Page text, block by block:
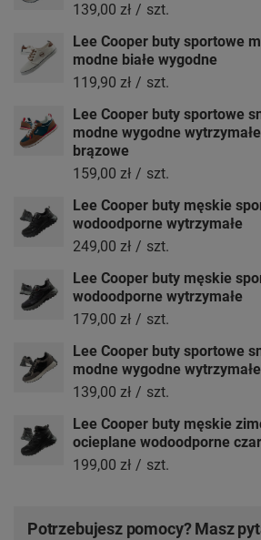
139,00 zł / szt.
Lee Cooper buty sportowe
modne białe wygodne
119,90 zł / szt.
Lee Cooper buty sportowe
modne wygodne
brązowe
159,00 zł / szt.
Lee Cooper buty męskie
wodoodporne wytrzymałe
249,00 zł / szt.
Lee Cooper buty męskie
wodoodporne wytrzymałe
179,00 zł / szt.
Lee Cooper buty sportowe
modne wygodne wytrzymałe
139,00 zł / szt.
Lee Cooper buty męskie
ocieplane wodoodporne
199,00 zł / szt.
Potrzebujesz pomocy? Masz